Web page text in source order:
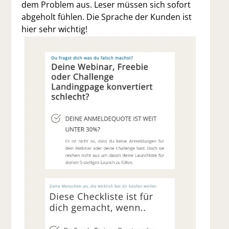
dem Problem aus. Leser müssen sich sofort
abgeholt fühlen. Die Sprache der Kunden ist
hier sehr wichtig!